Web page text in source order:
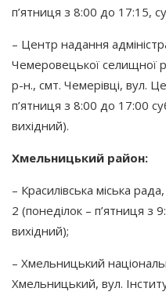
п’ятниця з 8:00 до 17:15,
– Центр надання
Чемеровецької селищної
р-н., смт. Чемерівці, вул.
п’ятниця з 8:00 до 17:00
вихідний).
Хмельницький район:
– Красилівська міська
2 (понеділок – п’ятниця з
вихідний);
– Хмельницький
Хмельницький, вул.